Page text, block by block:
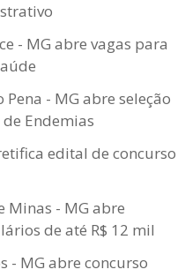
- MG abre vagas para
- MG abre seleção
Endemias
edital de concurso
Minas - MG abre
de até R$ 12 mil
- MG abre concurso